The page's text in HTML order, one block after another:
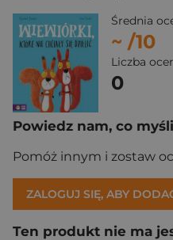
Średnia
~ /10
Liczba
0
Powiedz nam, co
Pomóż innym i zostaw
ZALOGUJ SIĘ, ABY
Ten produkt nie ma